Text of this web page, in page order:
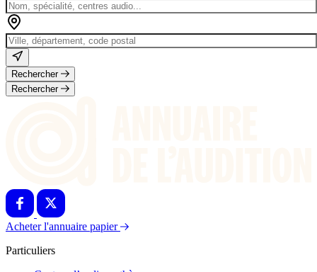
Rechercher
Rechercher
Acheter l'annuaire papier
Particuliers